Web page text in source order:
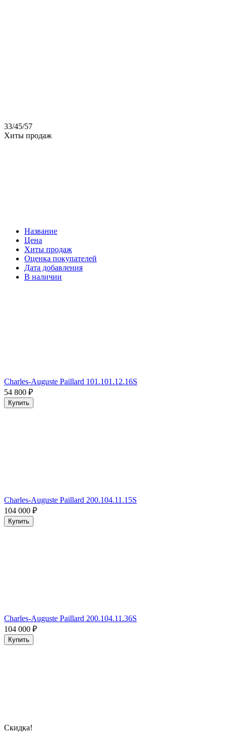
33/45/57
Хиты продаж
Название
Цена
Хиты продаж
Оценка покупателей
Дата добавления
В наличии
Charles-Auguste Paillard 101.101.12.16S
54 800 ₽
Купить
Charles-Auguste Paillard 200.104.11.15S
104 000 ₽
Купить
Charles-Auguste Paillard 200.104.11.36S
104 000 ₽
Купить
Скидка!